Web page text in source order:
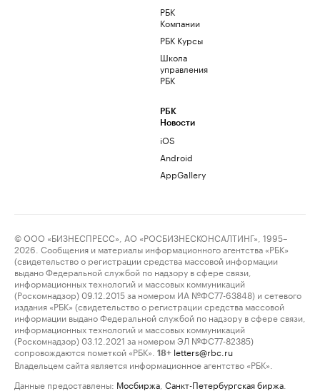
РБК
Компании
РБК Курсы
Школа
управления
РБК
РБК
Новости
iOS
Android
AppGallery
© ООО «БИЗНЕСПРЕСС», АО «РОСБИЗНЕСКОНСАЛТИНГ», 1995–
2026. Сообщения и материалы информационного агентства «РБК»
(свидетельство о регистрации средства массовой информации
выдано Федеральной службой по надзору в сфере связи,
информационных технологий и массовых коммуникаций
(Роскомнадзор) 09.12.2015 за номером ИА №ФС77-63848) и сетевого
издания «РБК» (свидетельство о регистрации средства массовой
информации выдано Федеральной службой по надзору в сфере связи,
информационных технологий и массовых коммуникаций
(Роскомнадзор) 03.12.2021 за номером ЭЛ №ФС77-82385)
сопровождаются пометкой «РБК».
18+ letters@rbc.ru
Владельцем сайта является информационное агентство «РБК».
Данные предоставлены: Мосбиржа Санкт-Петербургская биржа